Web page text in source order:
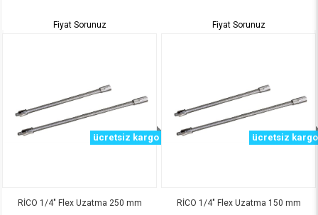
Fiyat Sorunuz Fiyat Sorunuz
RİCO 1/4" Flex Uzatma 250 mm
ücretsiz kargo
RİCO 1/4" Flex Uzatma 150 mm
ücretsiz kargo